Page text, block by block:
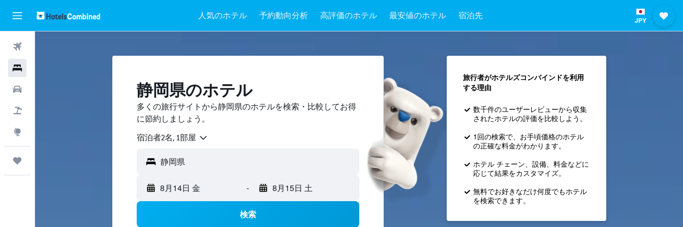
人気のホテル 予約動向分析 高評価のホテル 最安値のホテル 宿泊先 JPY
静岡県のホテル
多くの旅行サイトから静岡県のホテルを検索・比較してお得
に節約しましょう。
宿泊者2名, 1​部屋
8月14日 金 - 8月15日 土
検索
旅行者がホテルズコンバインド​を利用
する理由
数千件のユーザーレビューから収集
されたホテルの評価を比較しよう。
1回の検索で、お手頃価格のホテル
の正確な料金がわかります。
ホテル チェーン、設備、料金などに
応じて結果をカスタマイズ。
無料でお好きなだけ何度でもホテル
を検索できます。